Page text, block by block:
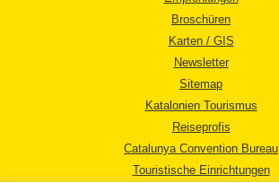
Broschüren
Karten / GIS
Newsletter
Sitemap
Katalonien Tourismus
Reiseprofis
Catalunya Convention Bureau
Touristische Einrichtungen